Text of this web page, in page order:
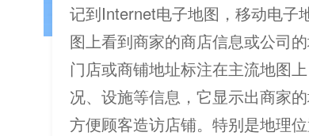
记到Internet电子地图，移动电子
图上看到商家的商店信息或公司
门店或商铺地址标注在主流地图
况、设施等信息，它显示出商家
方便顾客造访店铺。特别是地理